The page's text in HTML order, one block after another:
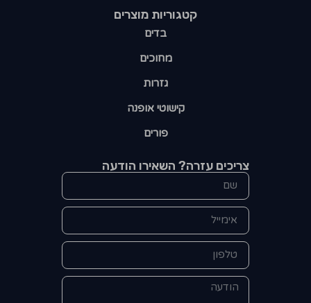
קטגוריות מוצרים​
בדים
מחוכים
גזרות
קישוטי אופנה
פורים
צריכים עזרה? השאירו הודעה